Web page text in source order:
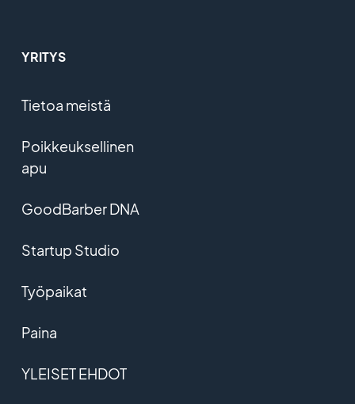
YRITYS
Tietoa meistä
Poikkeuksellinen
apu
GoodBarber DNA
Startup Studio
Työpaikat
Paina
YLEISET EHDOT